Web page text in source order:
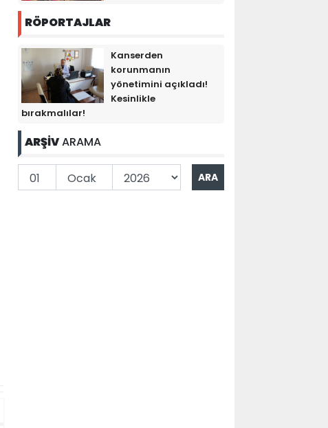
RÖPORTAJLAR
Kanserden
korunmanın
yönetimini açıkladı!
Kesinlikle
bırakmalılar!
ARŞİVARAMA